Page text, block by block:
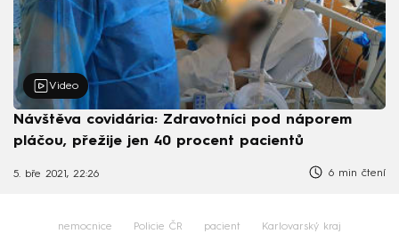
Video
Návštěva covidária: Zdravotníci pod náporem
pláčou, přežije jen 40 procent pacientů
5. bře 2021, 22:26 6 min čtení
nemocnice Policie ČR pacient Karlovarský kraj